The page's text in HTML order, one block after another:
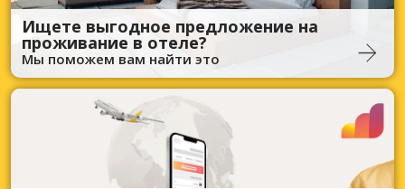
Ищете выгодное предложение на
проживание в отеле?
Мы поможем вам найти это